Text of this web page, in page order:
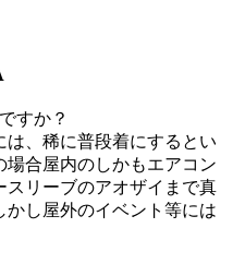
すか？
、稀に普段着にするとい
場合屋内のしかもエアコン
スリーブのアオザイまで真
し屋外のイベント等には